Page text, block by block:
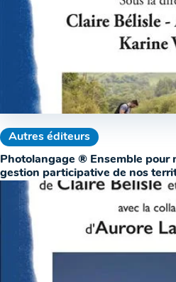
Autres éditeurs
Photolangage ® Ensemble pour
gestion participative de nos